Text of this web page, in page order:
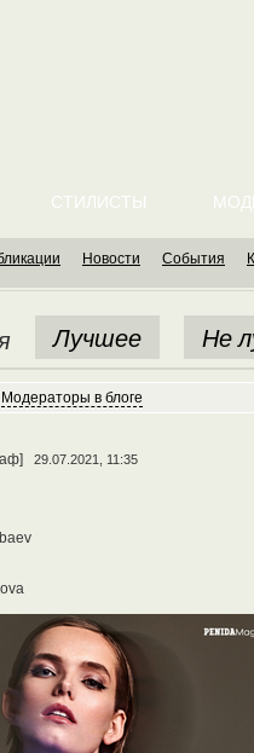
СТИЛИСТЫ
Новости События
Лучшее Не
Модераторы в блоге
29.07.2021, 11:35